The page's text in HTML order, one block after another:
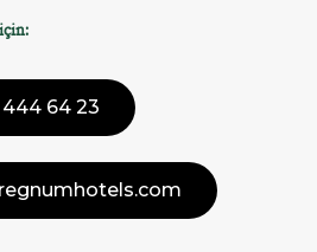
444 64 23